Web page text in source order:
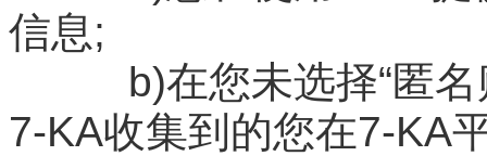
信息;
b)在您未选择“匿名
7-KA收集到的您在7-KA